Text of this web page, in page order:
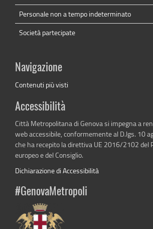
Personale non a tempo indeterminato
Società partecipate
Navigazione
Contenuti più visti
Accessibilità
Città Metropolitana di Genova si impegna a
web accessibile, conformemente al D.lgs. 10
che ha recepito la direttiva UE 2016/2102 del
europeo e del Consiglio.
Dichiarazione di Accessibilità
#GenovaMetropoli